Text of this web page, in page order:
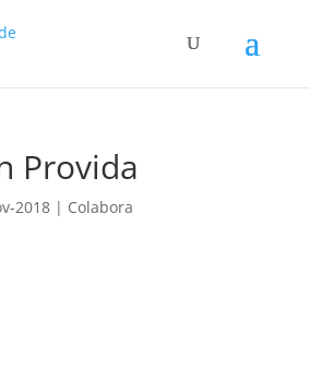
Provida
2018| Colabora